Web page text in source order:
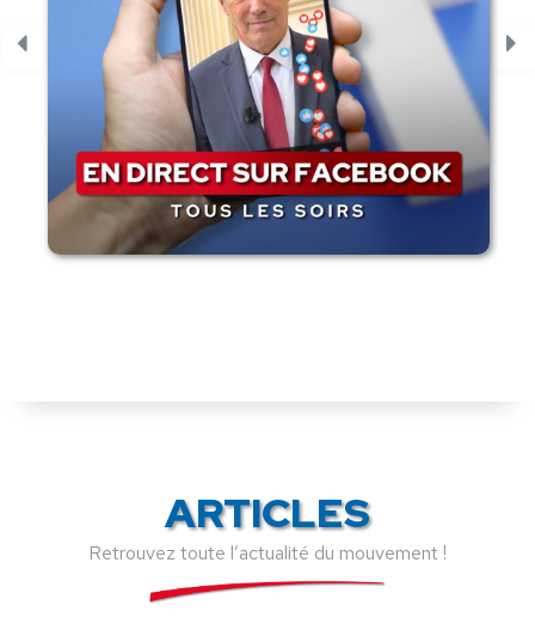
ARTICLES
Retrouvez toute l’actualité du mouvement !